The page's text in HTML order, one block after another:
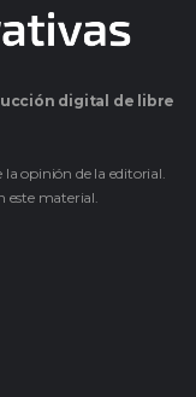
digital de libre
opinión de la editorial.
material.